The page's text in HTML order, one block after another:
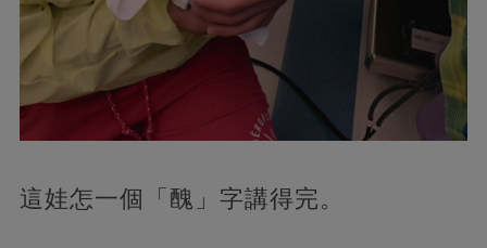
這娃怎一個「醜」字講得完。